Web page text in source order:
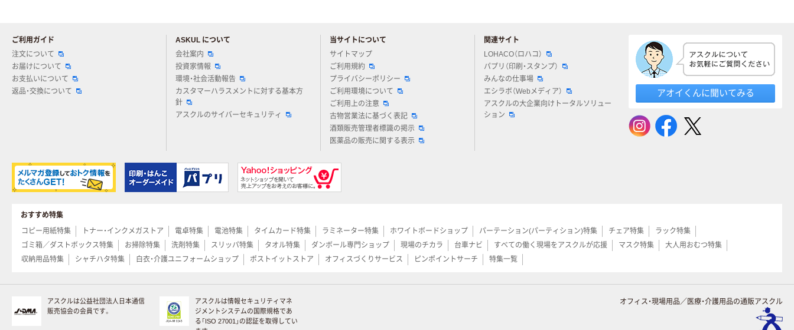
ご利用ガイド
注文について
お届けについて
お支払いについて
返品・交換について
ASKUL について
会社案内
投資家情報
環境・社会活動報告
カスタマーハラスメントに対する基本方
針
アスクルのサイバーセキュリティ
当サイトについて
サイトマップ
ご利用規約
プライバシーポリシー
ご利用環境について
ご利用上の注意
古物営業法に基づく表記
酒類販売管理者標識の掲示
医薬品の販売に関する表示
関連サイト
LOHACO（ロハコ）
パプリ（印刷・スタンプ）
みんなの仕事場
エシラボ（Webメディア）
アスクルの大企業向けトータルソリュー
ション
アオイくんに聞いてみる
おすすめ特集
コピー用紙特集
トナー・インクメガストア 電卓特集 電池特集 タイムカード特集 ラミネーター特集 ホワイトボードショップ パーテーション(パーティション)特集 チェア特集
ラック特集
ゴミ箱／ダストボックス特集
お掃除特集 洗剤特集 スリッパ特集 タオル特集 ダンボール専門ショップ 現場のチカラ 台車ナビ すべての働く現場をアスクルが応援 マスク特集
大人用おむつ特集
収納用品特集
シャチハタ特集 白衣・介護ユニフォームショップ ポストイットストア オフィスづくりサービス ピンポイントサーチ 特集一覧
アスクルは公益社団法人日本通信
販売協会の会員です。
アスクルは情報セキュリティマネ
ジメントシステムの国際規格であ
る「ISO 27001」の認証を取得してい
オフィス・現場用品／医療・介護用品の通販アスクル